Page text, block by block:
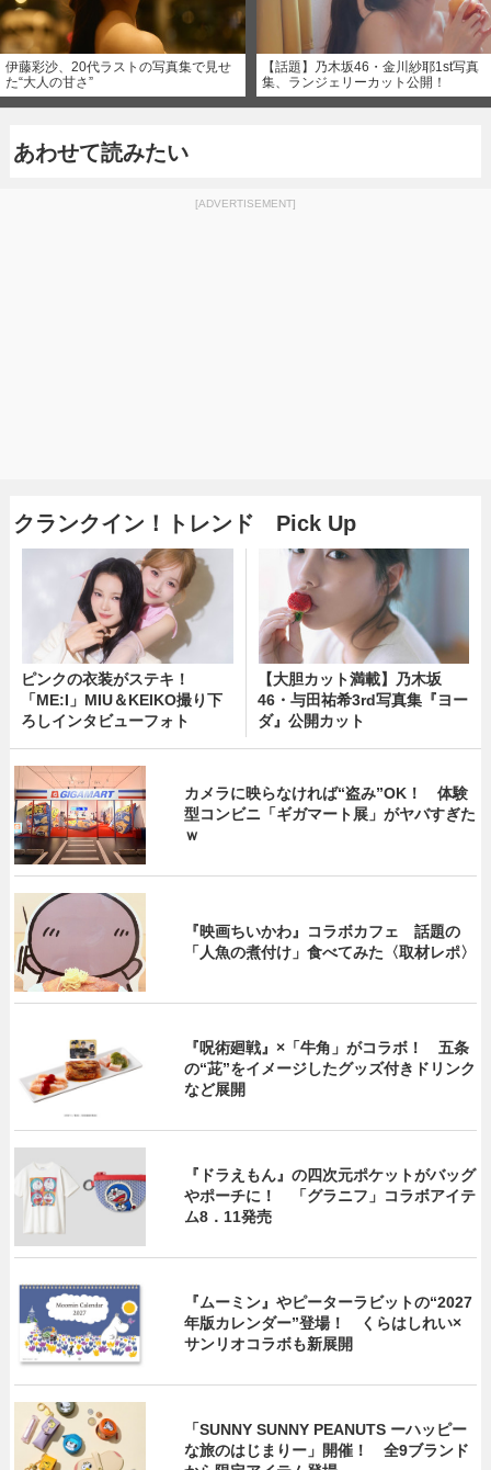
伊藤彩沙、20代ラストの写真集で見せ
た“大人の甘さ”
【話題】乃木坂46・金川紗耶1st写真
集、ランジェリーカット公開！
あわせて読みたい
[ADVERTISEMENT]
クランクイン！トレンド Pick Up
ピンクの衣装がステキ！
「ME:I」MIU＆KEIKO撮り下
ろしインタビューフォト
【大胆カット満載】乃木坂
46・与田祐希3rd写真集『ヨー
ダ』公開カット
カメラに映らなければ“盗み”OK！ 体験
型コンビニ「ギガマート展」がヤバすぎた
ｗ
『映画ちいかわ』コラボカフェ 話題の
「人魚の煮付け」食べてみた〈取材レポ〉
『呪術廻戦』×「牛角」がコラボ！ 五条
の“茈”をイメージしたグッズ付きドリンク
など展開
『ドラえもん』の四次元ポケットがバッグ
やポーチに！ 「グラニフ」コラボアイテ
ム8．11発売
『ムーミン』やピーターラビットの“2027
年版カレンダー”登場！ くらはしれい×
サンリオコラボも新展開
「SUNNY SUNNY PEANUTS ーハッピー
な旅のはじまりー」開催！ 全9ブランド